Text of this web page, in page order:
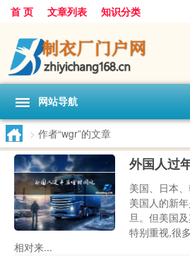
首 页 文章列表 知识分类
网站导航
> 作者“wgr”的文章
外国人过
美国、日本
美国人的新
旦。但美国
特别重视,很
相对来...